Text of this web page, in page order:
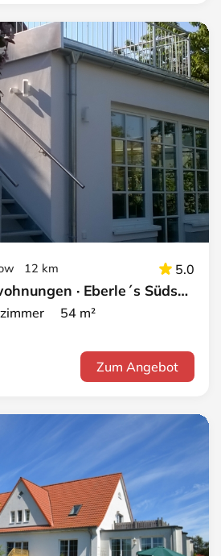
12 km 5.0
Eberle´s Ferienwohnungen · Eberle´s Südsonne
54 m²
Zum Angebot